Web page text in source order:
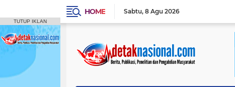
HOME Sabtu 8 Agu 2026
TUTUP IKLAN